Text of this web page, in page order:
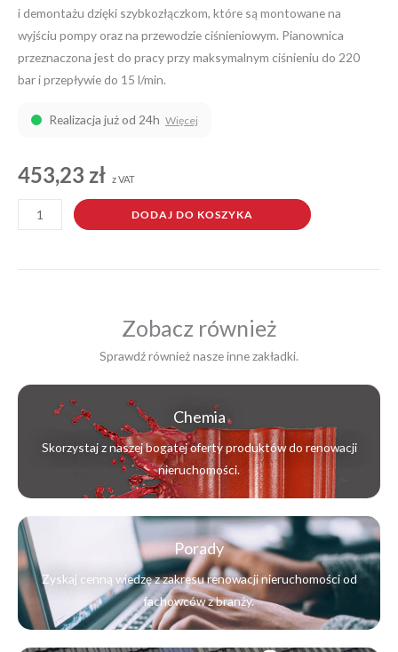
i demontażu dzięki szybkozłączkom, które są montowane na
wyjściu pompy oraz na przewodzie ciśnieniowym. Pianownica
przeznaczona jest do pracy przy maksymalnym ciśnieniu do 220
bar i przepływie do 15 l/min.
Realizacja już od 24h Więcej
453,23 zł z VAT
ilość
Pianownica
DODAJ DO KOSZYKA
Zobacz również
Sprawdź również nasze inne zakładki.
Chemia
Skorzystaj z naszej bogatej oferty produktów do renowacji
nieruchomości.
Porady
Zyskaj cenną wiedzę z zakresu renowacji nieruchomości od
fachowców z branży.